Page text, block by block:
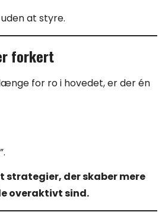
at styre.
forkert
for ro i hovedet, er der én
strategier, der skaber mere
overaktivt sind.